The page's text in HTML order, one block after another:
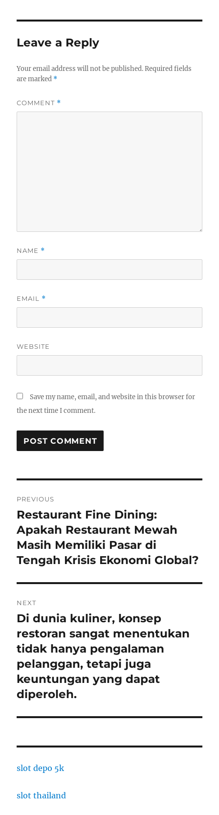
Leave a Reply
Your email address will not be published. Required fields
are marked *
COMMENT *
NAME *
EMAIL *
WEBSITE
Save my name, email, and website in this browser for
the next time I comment.
navigation
PREVIOUS
Previous
post:
Restaurant Fine Dining:
Apakah Restaurant Mewah
Masih Memiliki Pasar di
Tengah Krisis Ekonomi Global?
NEXT
Next
post:
Di dunia kuliner, konsep
restoran sangat menentukan
tidak hanya pengalaman
pelanggan, tetapi juga
keuntungan yang dapat
diperoleh.
slot depo 5k
slot thailand